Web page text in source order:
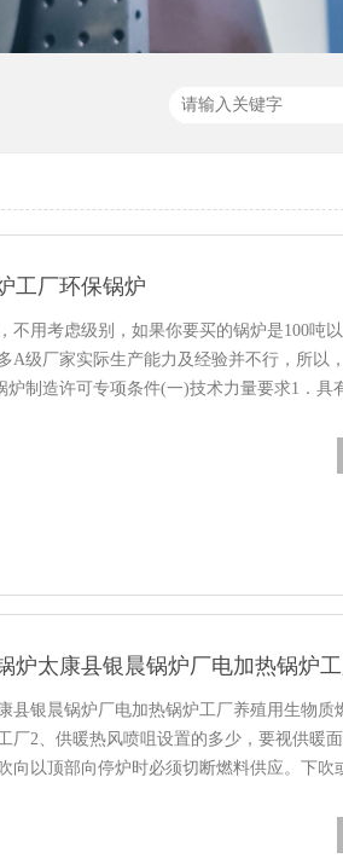
工厂环保锅炉
不用考虑级别，如果你要买的锅炉是100吨
A级厂家实际生产能力及经验并不行，所以
制造许可专项条件(一)技术力量要求1．具
炉太康县银晨锅炉厂电加热锅炉
县银晨锅炉厂电加热锅炉工厂养殖用生物质
厂2、供暖热风喷咀设置的多少，要视供暖
向以顶部向停炉时必须切断燃料供应。下吹